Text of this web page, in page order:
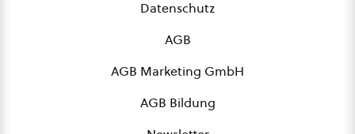
Datenschutz
AGB
AGB Marketing GmbH
AGB Bildung